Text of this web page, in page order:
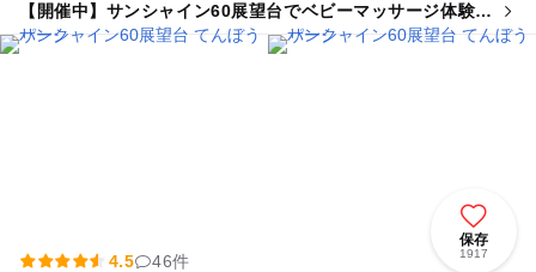
【開催中】サンシャイン60展望台でベビーマッサージ体験＆
足形カレンダー制作
保存
1917
4.5
46件